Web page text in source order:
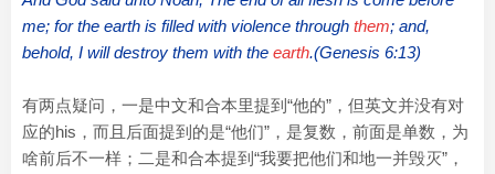
me; for the earth is filled with violence through them; and,
behold, I will destroy them with the earth.(Genesis 6:13)
有两点疑问，一是中文和合本里提到“他的”，但英文并没有对
应的his，而且后面提到的是“他们”，是复数，前面是单数，为
啥前后不一样；二是和合本提到“我要把他们和地一并毁灭”，